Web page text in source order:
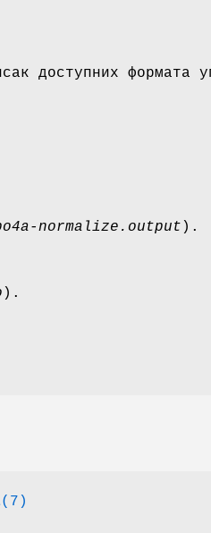
доступних формата
normalize.output ).
).
(7)